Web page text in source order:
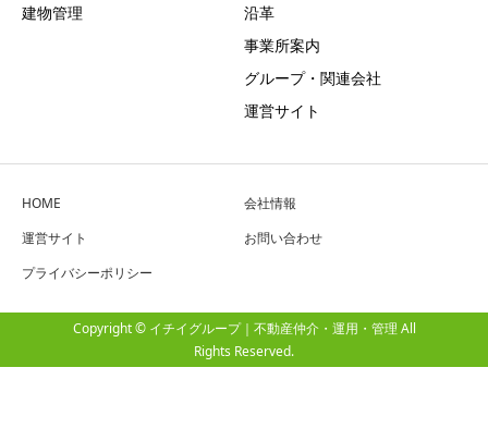
建物管理
沿革
事業所案内
グループ・関連会社
運営サイト
HOME
会社情報
運営サイト
お問い合わせ
プライバシーポリシー
Copyright © イチイグループ｜不動産仲介・運用・管理 All
Rights Reserved.